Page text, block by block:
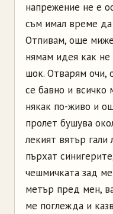
напрежение не е
съм имал време да
Отпивам, още
нямам идея как не
шок. Отварям очи,
се бавно и всичко
някак по-живо и
пролет бушува
лекият вятър гали
пърхат
чешмичката зад
метър пред мен,
ме поглежда и